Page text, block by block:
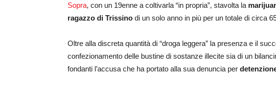
Sopra, con un 19enne a coltivarla “in propria”, stavolta la
ragazzo di Trissino di un solo anno in più per un totale di circa
Oltre alla discreta quantità di “droga leggera” la presenza e il
confezionamento delle bustine di sostanze illecite sia di un
fondanti l’accusa che ha portato alla sua denuncia per